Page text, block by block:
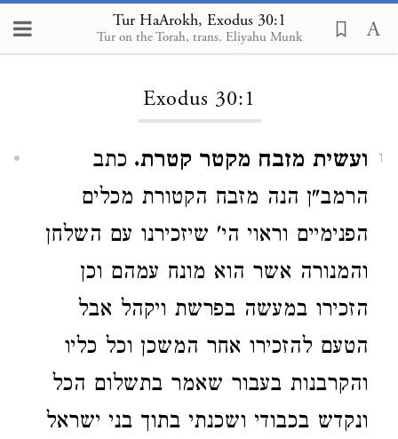
Tur HaArokh, Exodus 30:1
Tur on the Torah, trans. Eliyahu Munk
Loading...
Exodus 30:1
1 ועשית מזבח מקטר קטרת. כתב
הרמב"ן הנה מזבח הקטורת מכלים
הפנימיים וראוי הי' שיזכירנו עם השלחן
והמנורה אשר הוא מונח עמהם וכן
הזכירו במעשה בפרשת ויקהל אבל
הטעם להזכירו אחר המשכן וכל כליו
והקרבנות בעבור שאמר בתשלום הכל
ונקדש בכבודי ושכנתי בתוך בני ישראל